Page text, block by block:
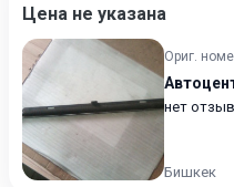
Цена не указана
Ориг.
нет
Бишкек